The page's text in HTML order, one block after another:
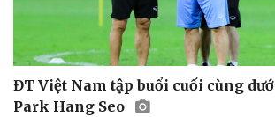
ĐT Việt Nam tập buổi cuối cùng
Park Hang Seo